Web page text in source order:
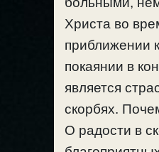
Христа во
приближении
покаянии в
является
скорбях.
О радости в